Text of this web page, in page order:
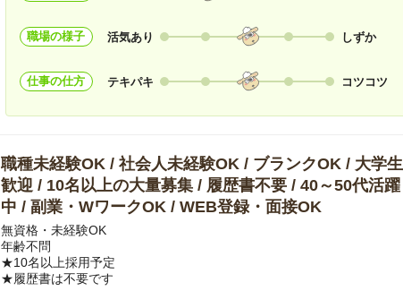
職場の様子 活気あり しずか
仕事の仕方 テキパキ コツコツ
職種未経験OK / 社会人未経験OK / ブランクOK / 大学生
歓迎 / 10名以上の大量募集 / 履歴書不要 / 40～50代活躍
中 / 副業・WワークOK / WEB登録・面接OK
無資格・未経験OK
年齢不問
★10名以上採用予定
★履歴書は不要です